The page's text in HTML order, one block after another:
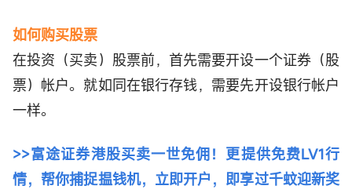
如何购买股票
在投资（买卖）股票前，首先需要开设一个证券（股
票）帐户。就如同在银行存钱，需要先开设银行帐户
一样。
>>富途证券港股买卖一世免佣！更提供免费LV1行
情，帮你捕捉揾钱机，立即开户，即享过千蚊迎新奖